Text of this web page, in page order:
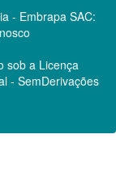
- Embrapa SAC:
sob a Licença
- SemDerivações